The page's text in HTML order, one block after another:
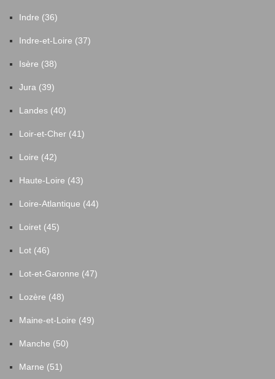
Indre (36)
Indre-et-Loire (37)
Isère (38)
Jura (39)
Landes (40)
Loir-et-Cher (41)
Loire (42)
Haute-Loire (43)
Loire-Atlantique (44)
Loiret (45)
Lot (46)
Lot-et-Garonne (47)
Lozère (48)
Maine-et-Loire (49)
Manche (50)
Marne (51)